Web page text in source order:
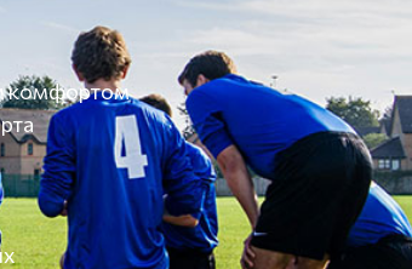
комфортом